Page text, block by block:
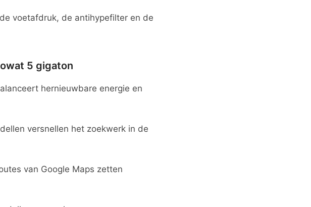
voetafdruk, de antihypefilter en de
5 gigaton
hernieuwbare energie en
versnellen het zoekwerk in de
van Google Maps zetten